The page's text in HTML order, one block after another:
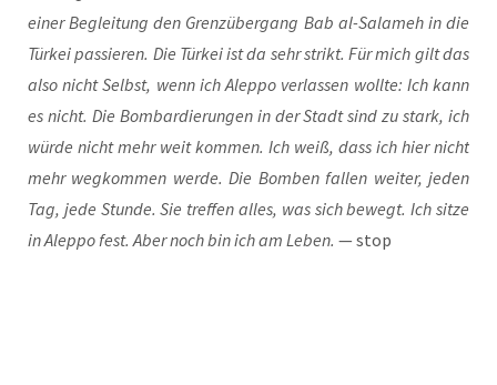
einer Beglei­tung den Grenz­über­gang Bab al-Sal­a­meh in die
Tür­kei pas­sie­ren. Die Tür­kei ist da sehr strikt. Für mich gilt das
also nicht Selbst, wenn ich Alep­po ver­las­sen woll­te: Ich kann
es nicht. Die Bom­bar­die­run­gen in der Stadt sind zu stark, ich
wür­de nicht mehr weit kom­men. Ich weiß, dass ich hier nicht
mehr weg­kom­men wer­de. Die Bom­ben fal­len wei­ter, jeden
Tag, jede Stun­de. Sie tref­fen alles, was sich bewegt. Ich sit­ze
in Alep­po fest. Aber noch bin ich am Leben. — stop